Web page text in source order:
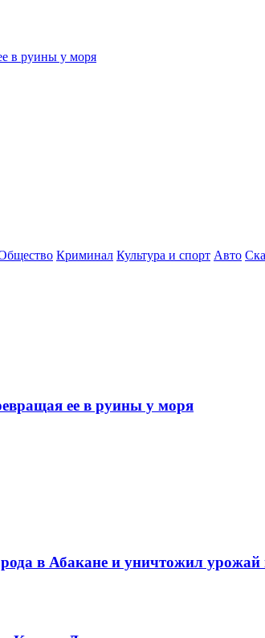
в руины у моря
Криминал Культура и спорт Авто
ее в руины у моря
в Абакане и уничтожил урожай